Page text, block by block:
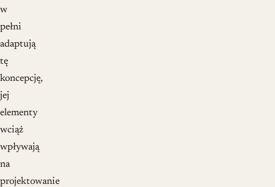
w
pełni
adaptują
tę
koncepcję,
jej
elementy
wciąż
wpływają
na
projektowanie